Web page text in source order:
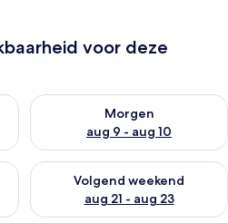
voor deze
voor vanavond aug 8 - aug 9
Morgen
aug 9 - aug 10
De beschikbaarheid
voor dit weekend aug 14 -
Volgend weekend
aug 21 - aug 23
De beschikbaarheid